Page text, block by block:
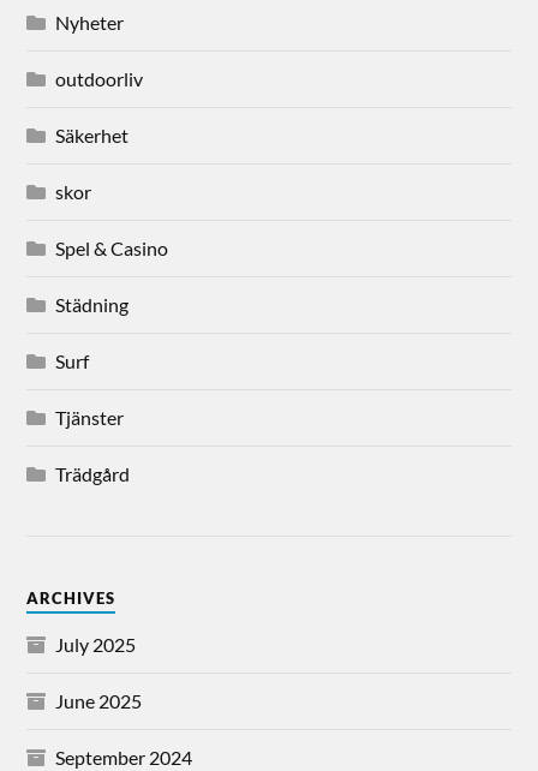
Nyheter
outdoorliv
Säkerhet
skor
Spel & Casino
Städning
Surf
Tjänster
Trädgård
ARCHIVES
July 2025
June 2025
September 2024